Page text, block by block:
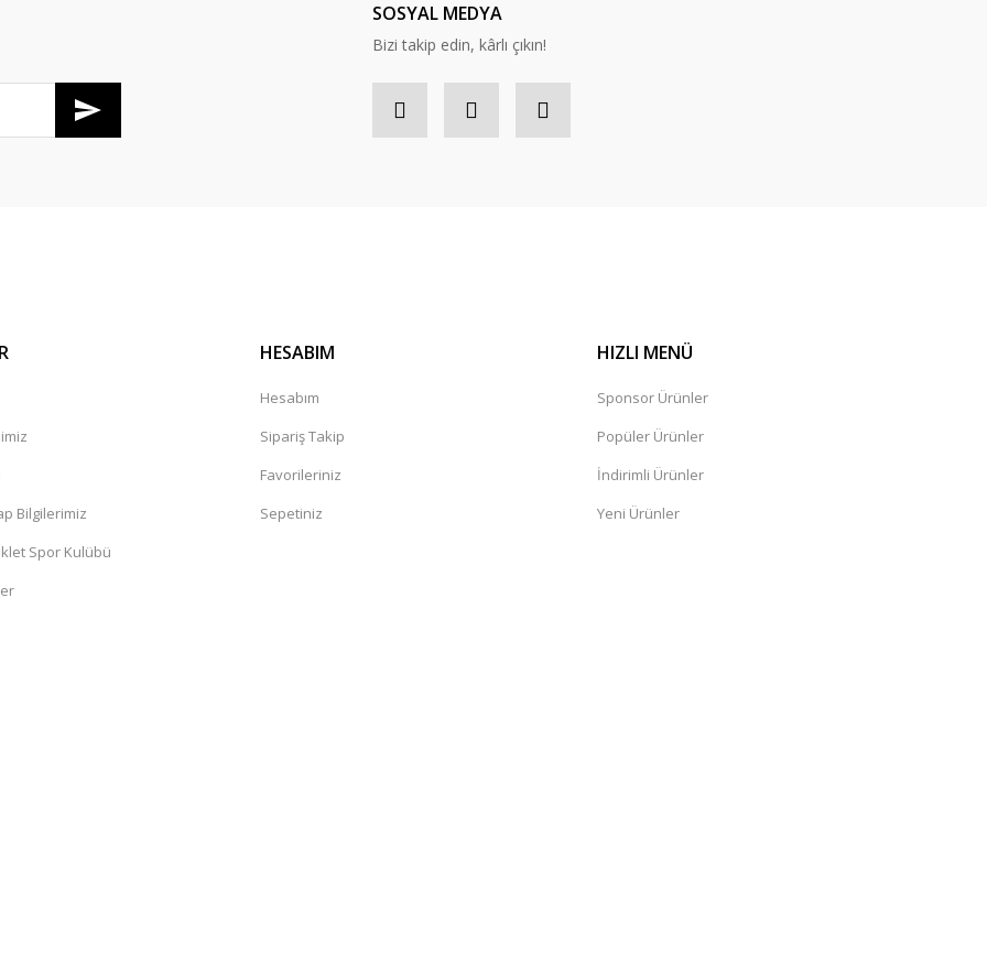
SOSYAL MEDYA
Bizi takip edin, kârlı çıkın!
Bilgilerimiz
Spor Kulübü
HESABIM
Hesabım
Sipariş Takip
Favorileriniz
Sepetiniz
HIZLI MENÜ
Sponsor Ürünler
Popüler Ürünler
İndirimli Ürünler
Yeni Ürünler